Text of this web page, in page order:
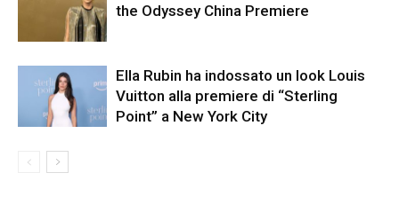
the Odyssey China Premiere
Ella Rubin ha indossato un look Louis
Vuitton alla premiere di “Sterling
Point” a New York City